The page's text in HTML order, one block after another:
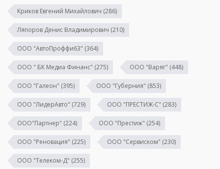
Криков Евгений Михайлович (286)
Ляпоров Денис Владимирович (210)
ООО "АвтоПроффи63" (364)
ООО " БК Медиа Финанс" (275) ООО "Варяг" (448)
ООО "Галеон" (395) ООО "Губерния" (853)
ООО "ЛидерАвто" (729) ООО "ПРЕСТИЖ-С" (283)
ООО"Партнер" (224) ООО "Престиж" (254)
ООО "Реновация" (225) ООО "Сервиском" (230)
ООО "Телеком-Д" (255)